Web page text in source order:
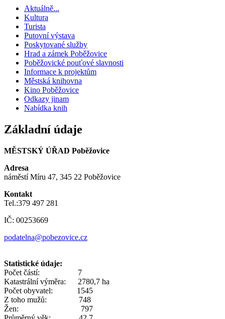
Aktuálně...
Kultura
Turista
Putovní výstava
Poskytované služby
Hrad a zámek Poběžovice
Poběžovické pouťové slavnosti
Informace k projektům
Městská knihovna
Kino Poběžovice
Odkazy jinam
Nabídka knih
Základní údaje
MĚSTSKÝ ÚŘAD Poběžovice
Adresa
náměstí Míru 47, 345 22 Poběžovice
Kontakt
Tel.:379 497 281
IČ: 00253669
podatelna@pobezovice.cz
Statistické údaje:
Počet částí: 7
Katastrální výměra: 2780,7 ha
Počet obyvatel: 1545
Z toho mužů: 748
Žen: 797